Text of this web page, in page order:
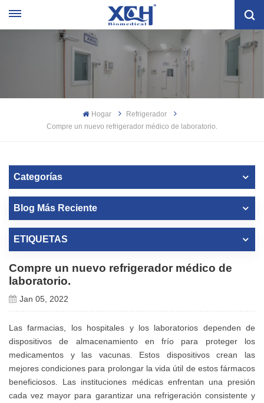
Hogar
Refrigerador
Compre un nuevo refrigerador médico de laboratorio.
Categorías
Blog Más Reciente
ETIQUETAS
Compre un nuevo refrigerador médico de
laboratorio.
Jan 05, 2022
Las farmacias, los hospitales y los laboratorios dependen de
dispositivos de almacenamiento en frío para proteger los
medicamentos y las vacunas. Estos dispositivos crean las
mejores condiciones para prolongar la vida útil de estos fármacos
beneficiosos. Las instituciones médicas enfrentan una presión
cada vez mayor para garantizar una refrigeración consistente y